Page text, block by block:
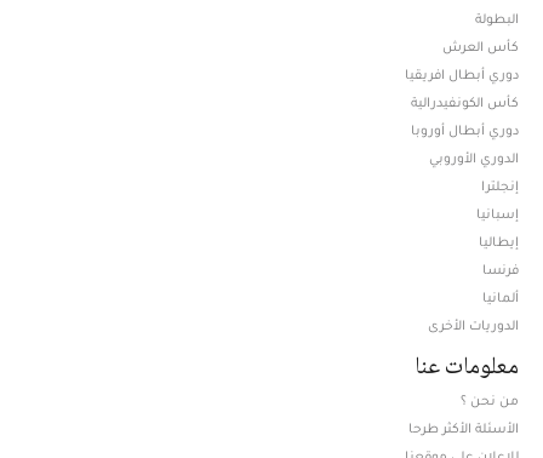
البطولة
كأس العرش
دوري أبطال افريقيا
كأس الكونفيدرالية
دوري أبطال أوروبا
الدوري الأوروبي
إنجلترا
إسبانيا
إيطاليا
فرنسا
ألمانيا
الدوريات الأخرى
معلومات عنا
من نحن ؟
الأسئلة الأكثر طرحا